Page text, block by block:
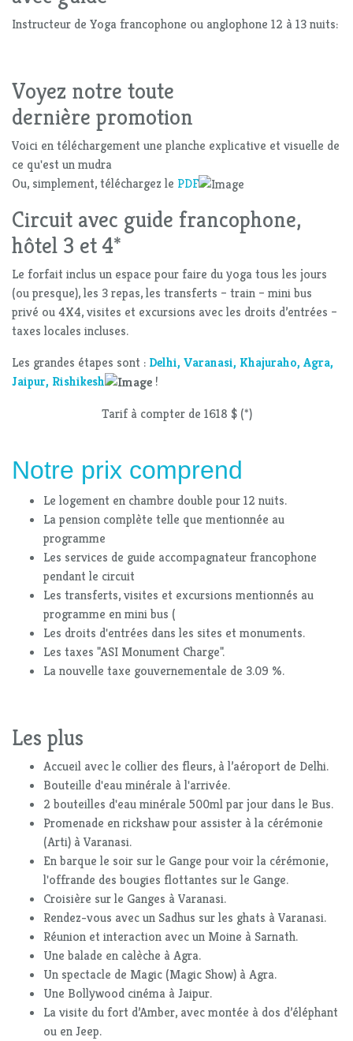
Instructeur de Yoga francophone ou anglophone 12 à 13 nuits:
Voyez notre toute
dernière promotion
Voici en téléchargement une planche explicative et visuelle de
ce qu'est un mudra
Ou, simplement, téléchargez le PDF
Circuit avec guide francophone,
hôtel 3 et 4*
Le forfait inclus un espace pour faire du yoga tous les jours
(ou presque), les 3 repas, les transferts – train – mini bus
privé ou 4X4, visites et excursions avec les droits d’entrées –
taxes locales incluses.
Les grandes étapes sont : Delhi, Varanasi, Khajuraho, Agra,
Jaipur, Rishikesh
!
Tarif à compter de 1618 $ (*)
Notre prix comprend
Le logement en chambre double pour 12 nuits.
La pension complète telle que mentionnée au
programme
Les services de guide accompagnateur francophone
pendant le circuit
Les transferts, visites et excursions mentionnés au
programme en mini bus (
Les droits d'entrées dans les sites et monuments.
Les taxes "ASI Monument Charge".
La nouvelle taxe gouvernementale de 3.09 %.
Les plus
Accueil avec le collier des fleurs, à l’aéroport de Delhi.
Bouteille d'eau minérale à l'arrivée.
2 bouteilles d'eau minérale 500ml par jour dans le Bus.
Promenade en rickshaw pour assister à la cérémonie
(Arti) à Varanasi.
En barque le soir sur le Gange pour voir la cérémonie,
l'offrande des bougies flottantes sur le Gange.
Croisière sur le Ganges à Varanasi.
Rendez-vous avec un Sadhus sur les ghats à Varanasi.
Réunion et interaction avec un Moine à Sarnath.
Une balade en calèche à Agra.
Un spectacle de Magic (Magic Show) à Agra.
Une Bollywood cinéma à Jaipur.
La visite du fort d’Amber, avec montée à dos d’éléphant
ou en Jeep.